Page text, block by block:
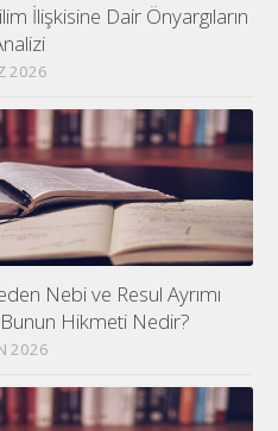
İlişkisine Dair Önyargıların
2026
Nebi ve Resul Ayrımı
Hikmeti Nedir?
2026